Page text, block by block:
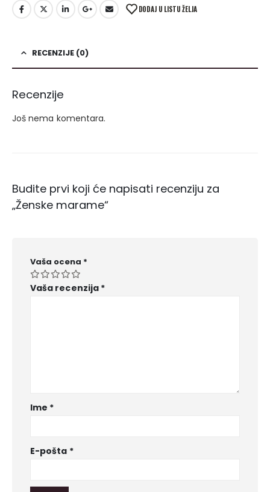
DODAJ U LISTU ŽELJA
RECENZIJE (0)
Recenzije
Još nema komentara.
Budite prvi koji će napisati recenziju za
„Ženske marame“
Vaša ocena *
Vaša recenzija *
Ime *
E-pošta *